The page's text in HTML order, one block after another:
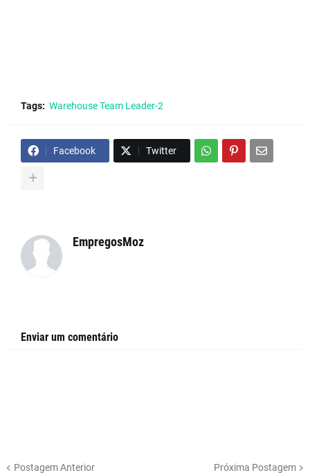
Tags: Warehouse Team Leader-2
Facebook Twitter
EmpregosMoz
Enviar um comentário
Postagem Anterior Próxima Postagem